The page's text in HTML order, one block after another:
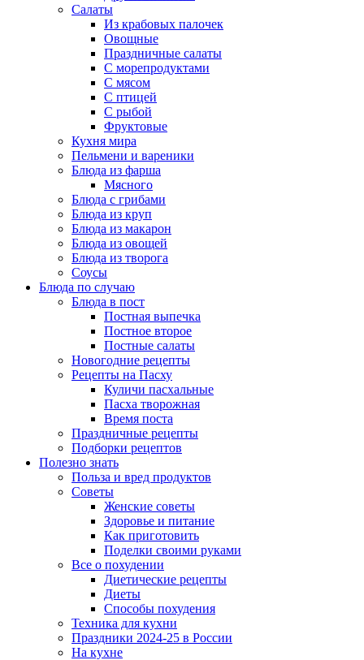
Салаты
Из крабовых палочек
Овощные
Праздничные салаты
С морепродуктами
С мясом
С птицей
С рыбой
Фруктовые
Кухня мира
Пельмени и вареники
Блюда из фарша
Мясного
Блюда с грибами
Блюда из круп
Блюда из макарон
Блюда из овощей
Блюда из творога
Соусы
Блюда по случаю
Блюда в пост
Постная выпечка
Постное второе
Постные салаты
Новогодние рецепты
Рецепты на Пасху
Куличи пасхальные
Пасха творожная
Время поста
Праздничные рецепты
Подборки рецептов
Полезно знать
Польза и вред продуктов
Советы
Женские советы
Здоровье и питание
Как приготовить
Поделки своими руками
Все о похудении
Диетические рецепты
Диеты
Способы похудения
Техника для кухни
Праздники 2024-25 в России
На кухне